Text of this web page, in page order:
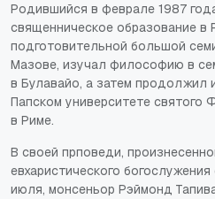
Родившийся в феврале 1987
священническое образование в
подготовительной большой
Мазове, изучал философию в
в Булавайо, а затем продолжил
Папском университете святого
в Риме.
В своей прповеди,
евхаристического
июля, монсеньор Рэймонд